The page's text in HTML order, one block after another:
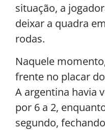
situação, a
deixar a quadra
rodas.
Naquele
frente no placar
A argentina havia
por 6 a 2,
segundo,